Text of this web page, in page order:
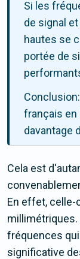
Si les
de signal
hautes se
portée de
français en
davantage
Cela est
En effet, celle-
fréquences
significative